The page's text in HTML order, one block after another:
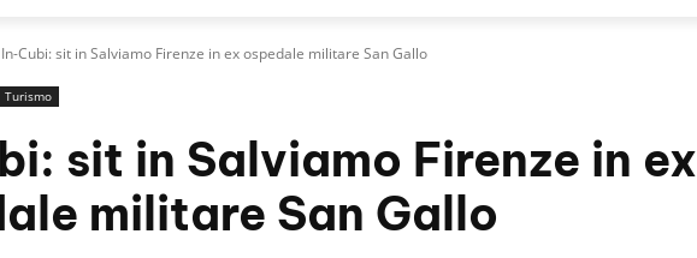
In-Cubi: sit in Salviamo Firenze in ex ospedale militare San Gallo
Turismo
sit in Salviamo Firenze in ex
militare San Gallo